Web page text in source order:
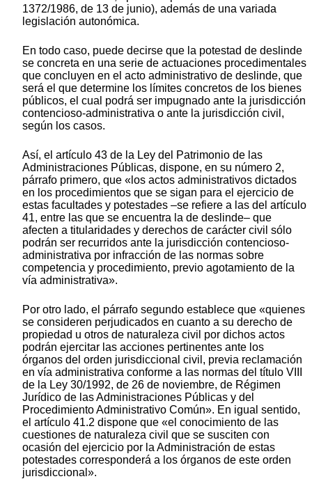
1372/1986, de 13 de junio), además de una variada
legislación autonómica.
En todo caso, puede decirse que la potestad de deslinde
se concreta en una serie de actuaciones procedimentales
que concluyen en el acto administrativo de deslinde, que
será el que determine los límites concretos de los bienes
públicos, el cual podrá ser impugnado ante la jurisdicción
contencioso-administrativa o ante la jurisdicción civil,
según los casos.
Así, el artículo 43 de la Ley del Patrimonio de las
Administraciones Públicas, dispone, en su número 2,
párrafo primero, que «los actos administrativos dictados
en los procedimientos que se sigan para el ejercicio de
estas facultades y potestades –se refiere a las del artículo
41, entre las que se encuentra la de deslinde– que
afecten a titularidades y derechos de carácter civil sólo
podrán ser recurridos ante la jurisdicción contencioso-
administrativa por infracción de las normas sobre
competencia y procedimiento, previo agotamiento de la
vía administrativa».
Por otro lado, el párrafo segundo establece que «quienes
se consideren perjudicados en cuanto a su derecho de
propiedad u otros de naturaleza civil por dichos actos
podrán ejercitar las acciones pertinentes ante los
órganos del orden jurisdiccional civil, previa reclamación
en vía administrativa conforme a las normas del título VIII
de la Ley 30/1992, de 26 de noviembre, de Régimen
Jurídico de las Administraciones Públicas y del
Procedimiento Administrativo Común». En igual sentido,
el artículo 41.2 dispone que «el conocimiento de las
cuestiones de naturaleza civil que se susciten con
ocasión del ejercicio por la Administración de estas
potestades corresponderá a los órganos de este orden
jurisdiccional».